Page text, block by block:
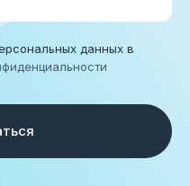
данных в